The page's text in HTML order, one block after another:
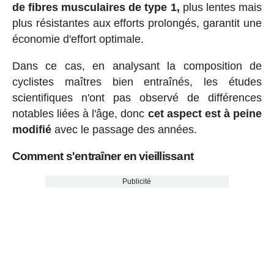
de fibres musculaires de type 1, plus lentes mais
plus résistantes aux efforts prolongés, garantit une
économie d'effort optimale.
Dans ce cas, en analysant la composition de
cyclistes maîtres bien entraînés, les études
scientifiques n'ont pas observé de différences
notables liées à l'âge, donc cet aspect est à peine
modifiéavec le passage des années.
Comment s'entraîner en vieillissant
Publicité